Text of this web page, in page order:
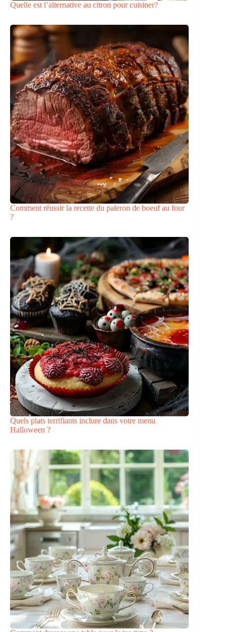
Quelle est l’alternative au citron pour cuisiner?
Comment réussir la recette du paleron de boeuf au four
?
Quels plats terrifiants inclure dans votre menu
Halloween ?